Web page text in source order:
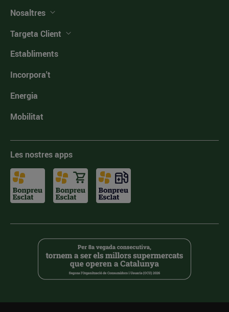
Nosaltres
Targeta Client
Establiments
Incorpora't
Energia
Mobilitat
Les nostres apps